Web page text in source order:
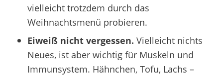
vielleicht trotzdem durch das
Weihnachtsmenü probieren.
Eiweiß nicht vergessen. Vielleicht nichts
Neues, ist aber wichtig für Muskeln und
Immunsystem. Hähnchen, Tofu, Lachs –